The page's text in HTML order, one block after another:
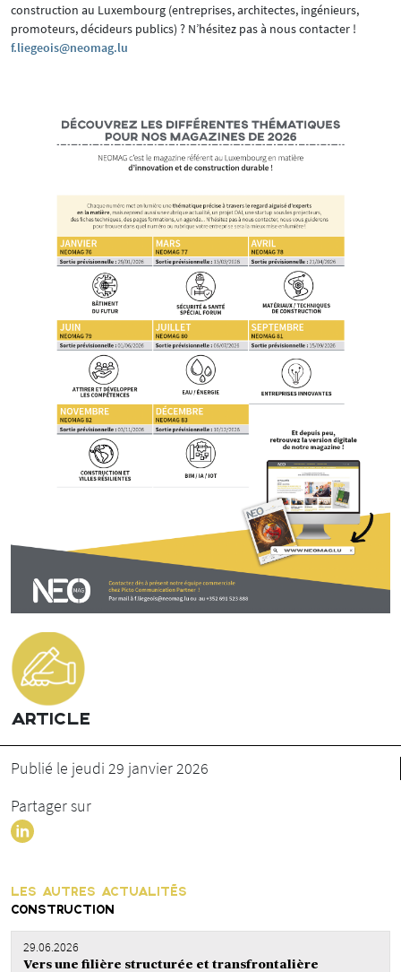
construction au Luxembourg (entreprises, architectes, ingénieurs,
promoteurs, décideurs publics) ? N’hésitez pas à nous contacter !
f.liegeois@neomag.lu
ARTICLE
Publié le jeudi 29 janvier 2026
Partager sur
LES AUTRES ACTUALITÉS
CONSTRUCTION
29.06.2026
Vers une filière structurée et transfrontalière